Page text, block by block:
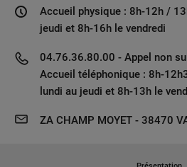
Accueil physique : 8h-12h /
jeudi et 8h-16h le vendredi
04.76.36.80.00 - Appel non
Accueil téléphonique : 8h-
lundi au jeudi et 8h-13h le
ZA CHAMP MOYET - 38470